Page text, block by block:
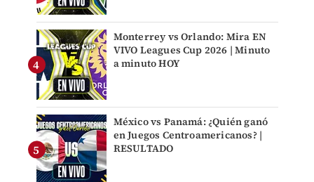
Monterrey vs Orlando: Mira EN
VIVO Leagues Cup 2026 | Minuto
a minuto HOY
México vs Panamá: ¿Quién ganó
en Juegos Centroamericanos? |
RESULTADO